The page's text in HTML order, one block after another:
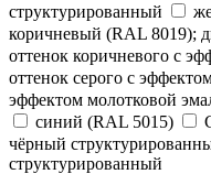
структурированный
коричневый (RAL 8019);
оттенок коричневого с
оттенок серого с
эффектом молотковой
синий (RAL 5015)
чёрный
структурированный